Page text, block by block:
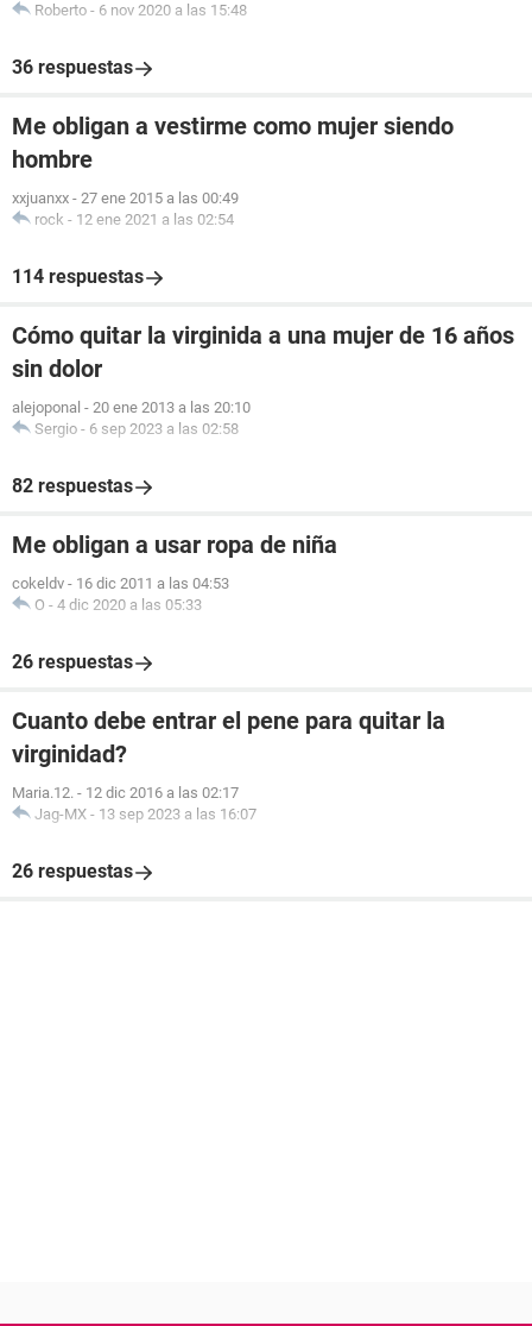
Roberto - 6 nov 2020 a las 15:48
36 respuestas
Me obligan a vestirme como mujer siendo
hombre
xxjuanxx - 27 ene 2015 a las 00:49
rock - 12 ene 2021 a las 02:54
114 respuestas
Cómo quitar la virginida a una mujer de 16 años
sin dolor
alejoponal - 20 ene 2013 a las 20:10
Sergio - 6 sep 2023 a las 02:58
82 respuestas
Me obligan a usar ropa de niña
cokeldv - 16 dic 2011 a las 04:53
O - 4 dic 2020 a las 05:33
26 respuestas
Cuanto debe entrar el pene para quitar la
virginidad?
Maria.12. - 12 dic 2016 a las 02:17
Jag-MX - 13 sep 2023 a las 16:07
26 respuestas